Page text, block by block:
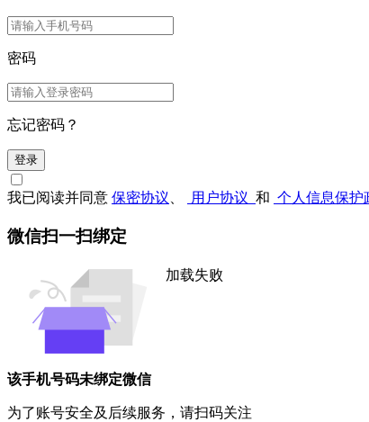
密码
忘记密码？
登录
我已阅读并同意 保密协议 用户协议 和 个人信息保护
微信扫一扫绑定
加载失败
该手机号码未绑定微信
为了账号安全及后续服务，请扫码关注